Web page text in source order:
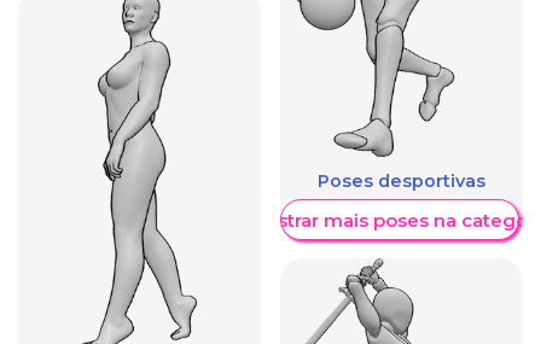
Poses desportivas
Mostrar mais poses na